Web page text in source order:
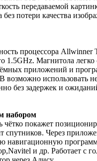
передаваемой
потери качества
процессора Allwinner
1.5GHz. Магнитола легко
приложений и
возможно использовать
без задержек и
набором
покажет
спутников. Через
навигационную
,Navitel и др. Работает с